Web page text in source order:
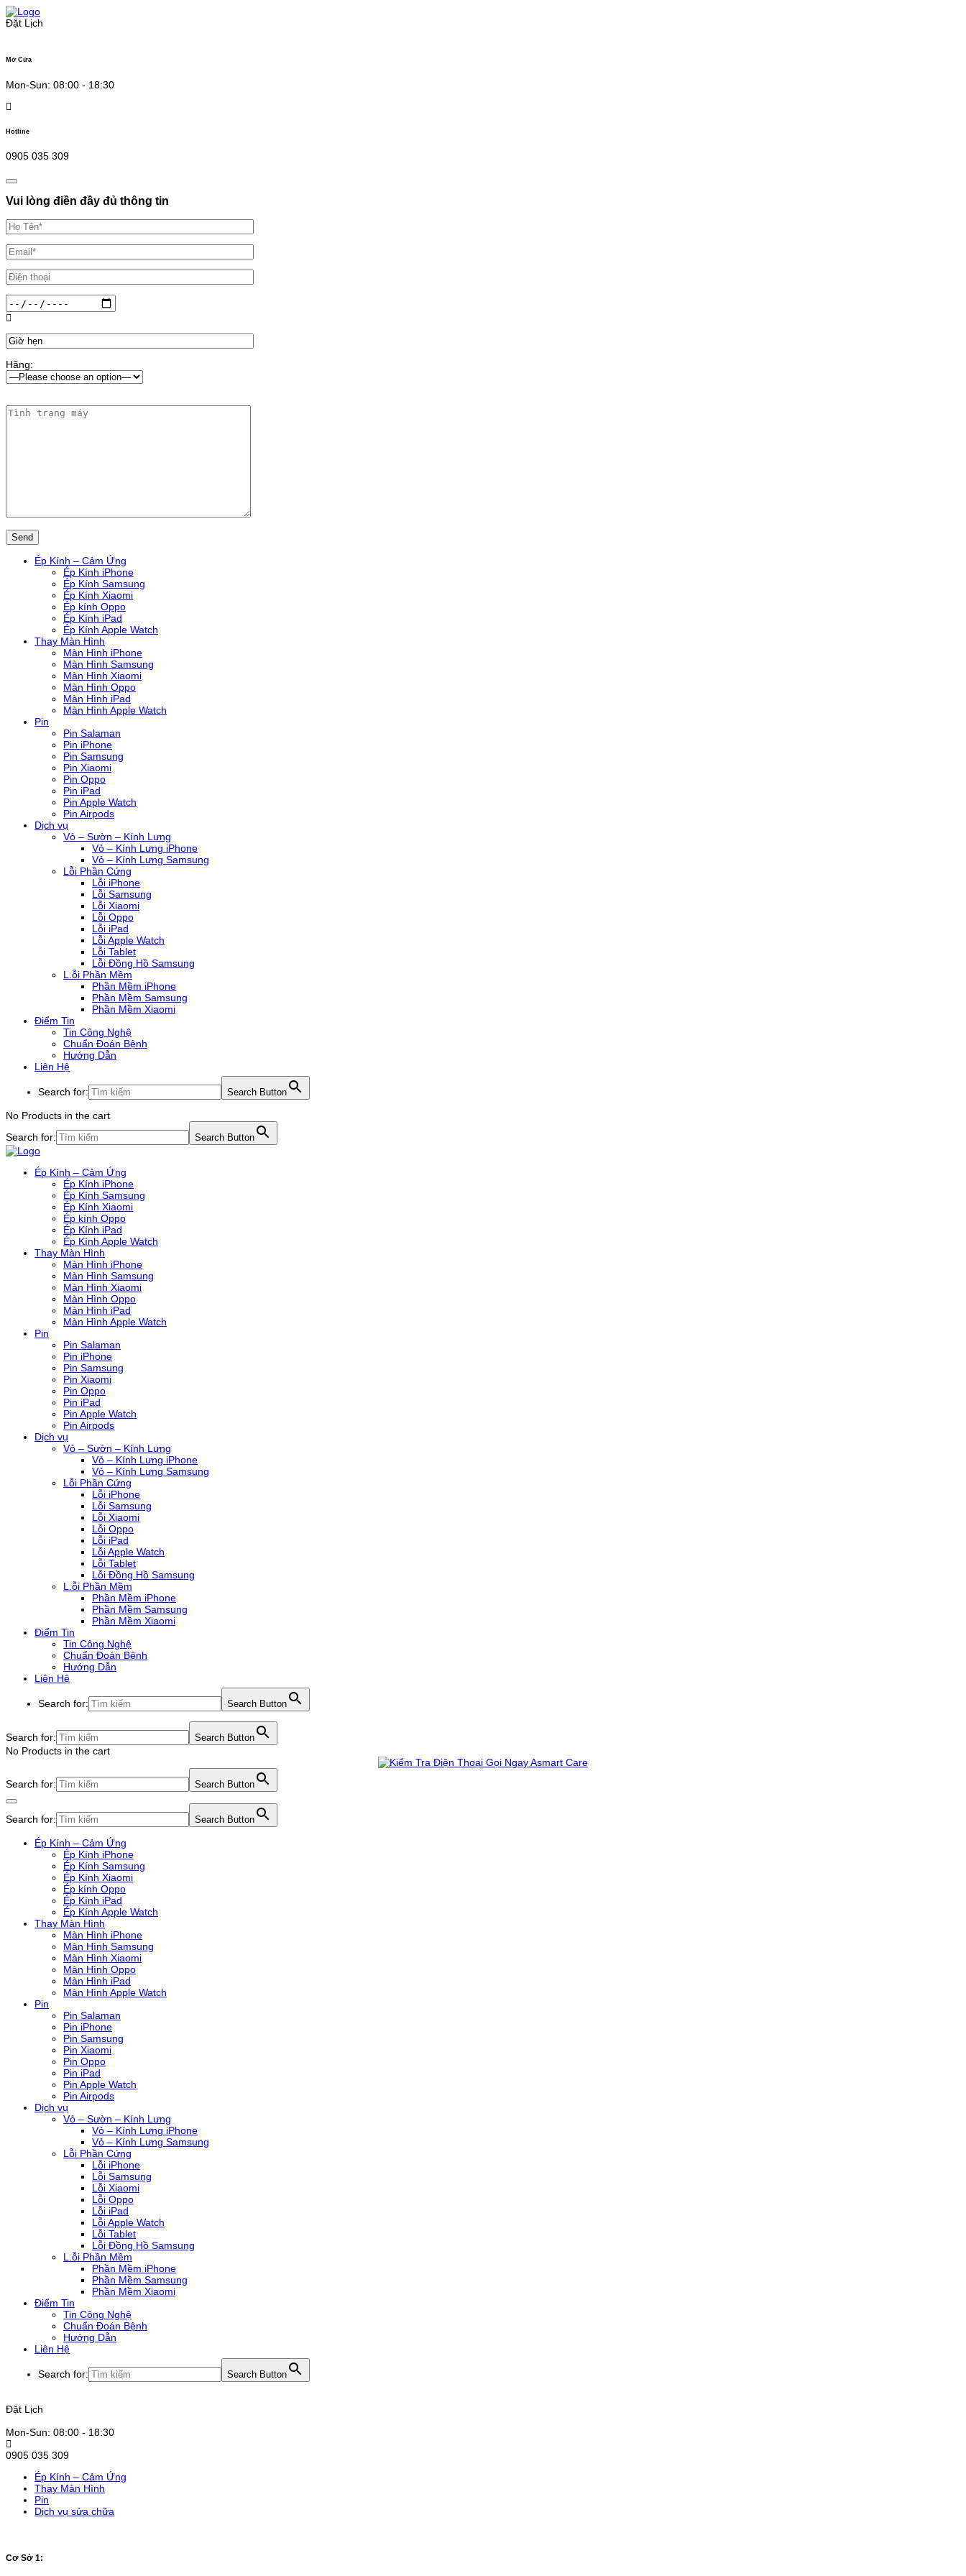
Skip
to
Đặt Lịch
Mở Cửa
Mon-Sun: 08:00 - 18:30
Hotline
0905 035 309
Vui lòng điền đầy đủ thông tin
Hãng:
Ép Kính – Cảm Ứng
Ép Kính iPhone
Ép Kính Samsung
Ép Kính Xiaomi
Ép kính Oppo
Ép Kính iPad
Ép Kính Apple Watch
Thay Màn Hình
Màn Hình iPhone
Màn Hình Samsung
Màn Hình Xiaomi
Màn Hình Oppo
Màn Hình iPad
Màn Hình Apple Watch
Pin
Pin Salaman
Pin iPhone
Pin Samsung
Pin Xiaomi
Pin Oppo
Pin iPad
Pin Apple Watch
Pin Airpods
Dịch vụ
Vỏ – Sườn – Kính Lưng
Vỏ – Kính Lưng iPhone
Vỏ – Kính Lưng Samsung
Lỗi Phần Cứng
Lỗi iPhone
Lỗi Samsung
Lỗi Xiaomi
Lỗi Oppo
Lỗi iPad
Lỗi Apple Watch
Lỗi Tablet
Lỗi Đồng Hồ Samsung
L.ỗi Phần Mềm
Phần Mềm iPhone
Phần Mềm Samsung
Phần Mềm Xiaomi
Điểm Tin
Tin Công Nghệ
Chuẩn Đoán Bệnh
Hướng Dẫn
Liên Hệ
Search for: Search Button
No Products in the cart
Search for:
Search Button
Ép Kính – Cảm Ứng
Ép Kính iPhone
Ép Kính Samsung
Ép Kính Xiaomi
Ép kính Oppo
Ép Kính iPad
Ép Kính Apple Watch
Thay Màn Hình
Màn Hình iPhone
Màn Hình Samsung
Màn Hình Xiaomi
Màn Hình Oppo
Màn Hình iPad
Màn Hình Apple Watch
Pin
Pin Salaman
Pin iPhone
Pin Samsung
Pin Xiaomi
Pin Oppo
Pin iPad
Pin Apple Watch
Pin Airpods
Dịch vụ
Vỏ – Sườn – Kính Lưng
Vỏ – Kính Lưng iPhone
Vỏ – Kính Lưng Samsung
Lỗi Phần Cứng
Lỗi iPhone
Lỗi Samsung
Lỗi Xiaomi
Lỗi Oppo
Lỗi iPad
Lỗi Apple Watch
Lỗi Tablet
Lỗi Đồng Hồ Samsung
L.ỗi Phần Mềm
Phần Mềm iPhone
Phần Mềm Samsung
Phần Mềm Xiaomi
Điểm Tin
Tin Công Nghệ
Chuẩn Đoán Bệnh
Hướng Dẫn
Liên Hệ
Search for: Search Button
Search for: Search Button
No Products in the cart
Search for: Search Button
Search for: Search Button
Ép Kính – Cảm Ứng
Ép Kính iPhone
Ép Kính Samsung
Ép Kính Xiaomi
Ép kính Oppo
Ép Kính iPad
Ép Kính Apple Watch
Thay Màn Hình
Màn Hình iPhone
Màn Hình Samsung
Màn Hình Xiaomi
Màn Hình Oppo
Màn Hình iPad
Màn Hình Apple Watch
Pin
Pin Salaman
Pin iPhone
Pin Samsung
Pin Xiaomi
Pin Oppo
Pin iPad
Pin Apple Watch
Pin Airpods
Dịch vụ
Vỏ – Sườn – Kính Lưng
Vỏ – Kính Lưng iPhone
Vỏ – Kính Lưng Samsung
Lỗi Phần Cứng
Lỗi iPhone
Lỗi Samsung
Lỗi Xiaomi
Lỗi Oppo
Lỗi iPad
Lỗi Apple Watch
Lỗi Tablet
Lỗi Đồng Hồ Samsung
L.ỗi Phần Mềm
Phần Mềm iPhone
Phần Mềm Samsung
Phần Mềm Xiaomi
Điểm Tin
Tin Công Nghệ
Chuẩn Đoán Bệnh
Hướng Dẫn
Liên Hệ
Search for: Search Button
Đặt Lịch
Mon-Sun: 08:00 - 18:30
0905 035 309
Ép Kính – Cảm Ứng
Thay Màn Hình
Pin
Dịch vụ sửa chữa
Cơ Sở 1: